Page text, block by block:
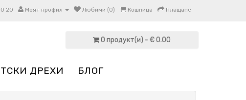
20 Моят профил Любими (0) Кошница Плащане
0 продукт(и) - € 0.00
ДРЕХИ БЛОГ